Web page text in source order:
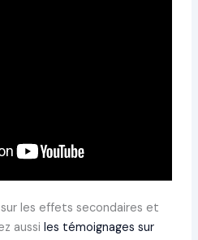
les effets secondaires et
aussi les témoignages sur